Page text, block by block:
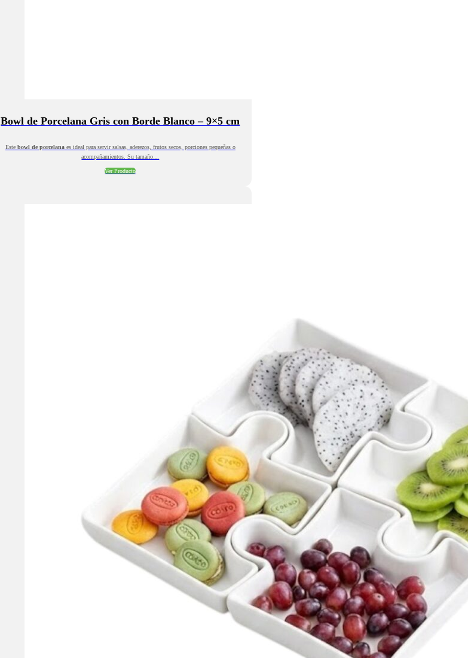
Bowl de Porcelana Gris con Borde Blanco – 9×5 cm
Este bowl de porcelanaes ideal para servir salsas, aderezos, frutos secos, porciones pequeñas o
acompañamientos. Su tamaño…
Ver Producto